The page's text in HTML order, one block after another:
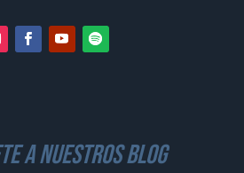
a nuestros blog